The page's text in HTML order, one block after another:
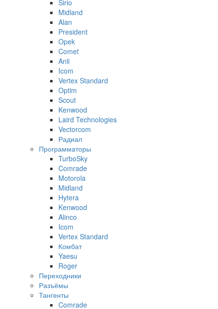
Sirio
Midland
Alan
President
Opek
Comet
Anli
Icom
Vertex Standard
Optim
Scout
Kenwood
Laird Technologies
Vectorcom
Радиал
Программаторы
TurboSky
Comrade
Motorola
Midland
Hytera
Kenwood
Alinco
Icom
Vertex Standard
Комбат
Yaesu
Roger
Переходники
Разъёмы
Тангенты
Comrade